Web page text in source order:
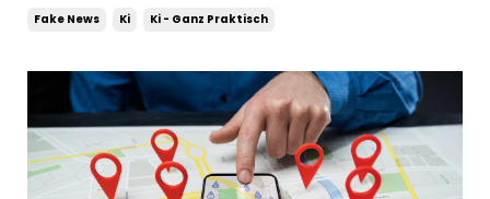
Fake News Ki Ki - Ganz Praktisch